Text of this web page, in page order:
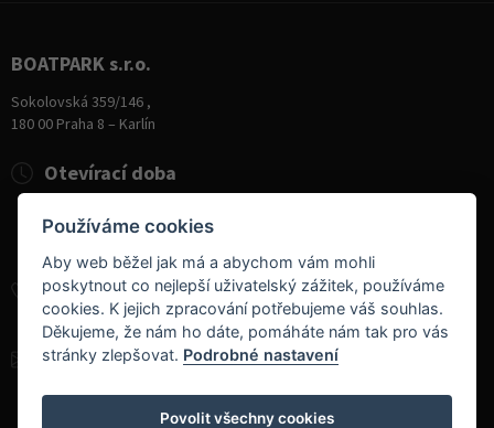
BOATPARK s.r.o.
Sokolovská 359/146 ,
180 00 Praha 8 – Karlín
+420 284 826 787
+420 604 728 042
info@boatpark.cz
Otevírací doba
Úterý - Pátek
10:00 - 19:00
Sobota
9:00 - 14:00
Používáme cookies
Aby web běžel jak má a abychom vám mohli
poskytnout co nejlepší uživatelský zážitek, používáme
cookies. K jejich zpracování potřebujeme váš souhlas.
Děkujeme, že nám ho dáte, pomáháte nám tak pro vás
stránky zlepšovat. Podrobné nastavení
Povolit všechny cookies